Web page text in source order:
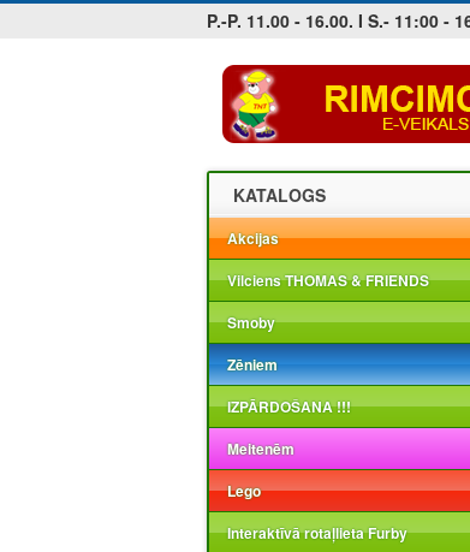
P.-P. 11.00 - 16.00. I S.- 11:00 -
Jobs at sea and maritime vacancies
KATALOGS
Akcijas
Vilciens THOMAS & FRIENDS
Smoby
Zēniem
IZPĀRDOŠANA !!!
Meitenēm
Lego
Interaktīvā rotaļlieta Furby